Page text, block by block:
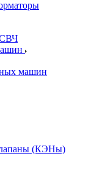
СВЧ
машин
(КЭНы)